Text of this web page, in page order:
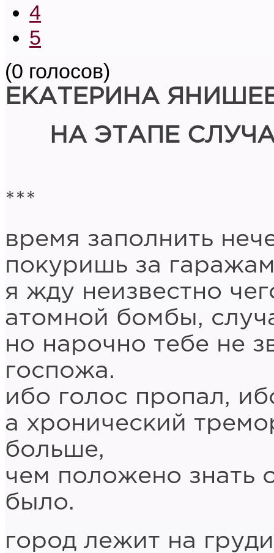
4
5
(0 голосов)
ЕКАТЕРИНА
НА ЭТАПЕ
***
время заполнить
покуришь за
я жду неизвестно
атомной бомбы,
но нарочно тебе не
госпожа.
ибо голос пропал,
а хронический
больше,
чем положено знать
было.
город лежит на